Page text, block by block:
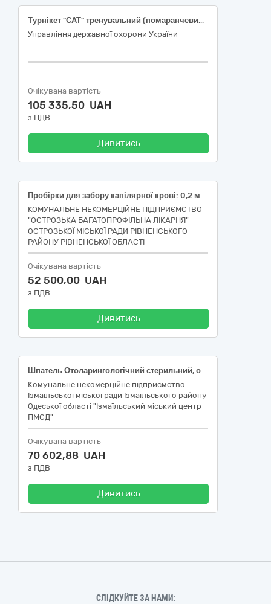
Турнікет "САТ" тренувальний (помаранчевий або блакитний); Рукавички оглядові нітрилові нестерильні
Управління державної охорони України
Очікувана вартість
105 335,50 UAH
з ПДВ
Дивитись
Пробірки для забору капілярної крові: 0,2 мл, 8×44 мм, з наповнювачем ЕДТА К3, стерильна, полістирольна пробірка, з капіляром, з червоною кришкою, Пробірка стерильна, об'ємом 1.5 мл, форма кришки: пласка, з градуюванням, з полем для нотаток, з застібкою
КОМУНАЛЬНЕ НЕКОМЕРЦІЙНЕ ПІДПРИЄМСТВО
"ОСТРОЗЬКА БАГАТОПРОФІЛЬНА ЛІКАРНЯ"
ОСТРОЗЬКОЇ МІСЬКОЇ РАДИ РІВНЕНСЬКОГО
РАЙОНУ РІВНЕНСЬКОЇ ОБЛАСТІ
Очікувана вартість
52 500,00 UAH
з ПДВ
Дивитись
Шпатель Отоларингологічний стерильний, одноразовий, дерев'яний, не посилений (код НК 024:2023: 42461 Депресор язика оглядовий; НК 031:2024: V9001 - ШПАТЕЛІ ДЛЯ ЯЗИКА, ОДНОРАЗОВІ); Рукавички медичні оглядові: нестерильні, матеріал виготовлення: нітрил, без пудри, розмір (ДСТУ EN 455-2:2015): L (код НК 024:2023 56286 Рукавички оглядові/процедурні нітрилові необпудровані нестерильні, НК 031:2024 - T01020204 НІТРИЛОВІ РУКАВИЧКИ ДЛЯ ОГЛЯДУ / ТЕРАПІЇ); Набор гінекологічний: склад: дзеркало вагінальне : розмір M - 1 шт.,щіточка гінекологічна цервікальна : 1 шт., пелюшка гігієнічна : 1 шт., бахіли : 1 пара, рукавички медичні : розмір M - 1 пара, скло предметне : 2 шт. (НК 024:2023: 60644 - Набір для акушерських/ гінекологічних операцій, що не містить лікарських засобів, одноразового використання, НК 031:2024-U0899 - ГІНЕКОЛОГІЧНІ ВИРОБИ – ІНШЕ) за кодом ДК 021:2015 - 33140000-3 - Медичні матеріали (33141000-0 - Медичні матеріали нехімічні та гематологічні одноразового застосування)
Комунальне некомерційне підприємство
Ізмаїльської міської ради Ізмаїльського району
Одеської області "Ізмаїльський міський центр
ПМСД"
Очікувана вартість
70 602,88 UAH
з ПДВ
Дивитись
СЛІДКУЙТЕ ЗА НАМИ: